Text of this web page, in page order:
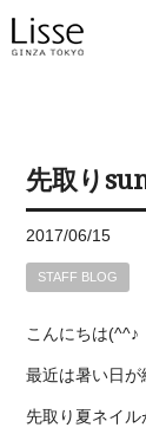
先取り
2017/06/15
STAFF BLOG
こんにちは(^^♪
最近は暑い日が
先取り夏ネイル